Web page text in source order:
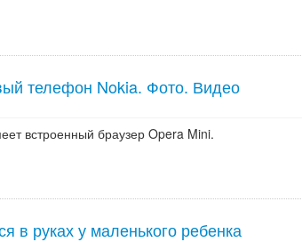
телефон Nokia. Фото. Видео
встроенный браузер Opera Mini.
в руках у маленького ребенка